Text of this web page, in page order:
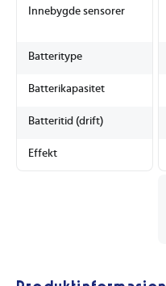
Innebygde sensorer
Batteritype
Batterikapasitet
Batteritid (drift)
Effekt